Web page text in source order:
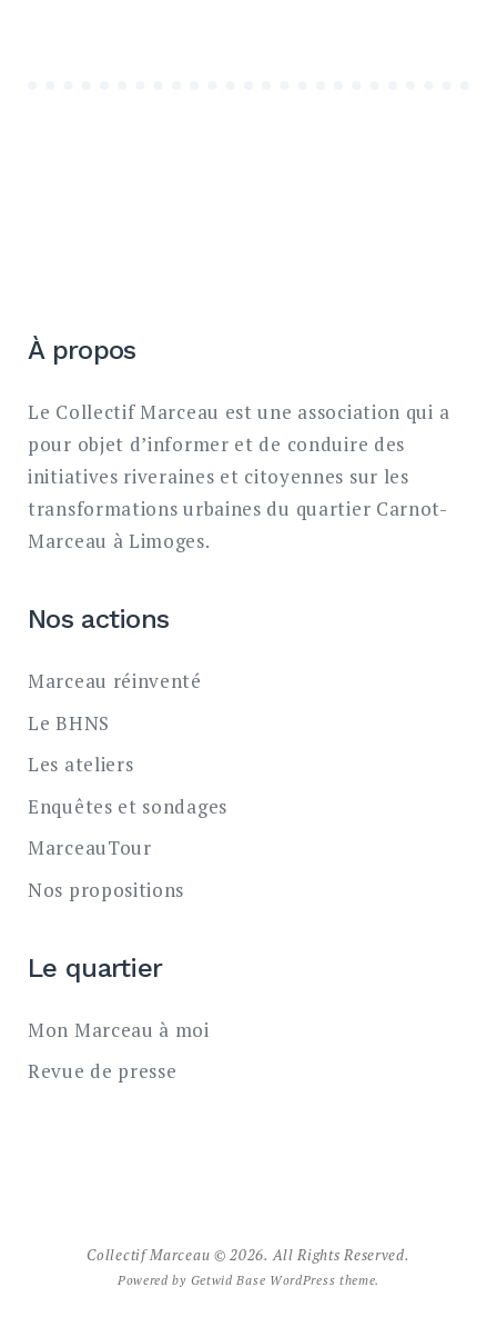
À propos
Le Collectif Marceau est une association qui a
pour objet d’informer et de conduire des
initiatives riveraines et citoyennes sur les
transformations urbaines du quartier Carnot-
Marceau à Limoges.
Nos actions
Marceau réinventé
Le BHNS
Les ateliers
Enquêtes et sondages
MarceauTour
Nos propositions
Le quartier
Mon Marceau à moi
Revue de presse
Collectif Marceau © 2026. All Rights Reserved.
Powered by Getwid Base WordPress theme.